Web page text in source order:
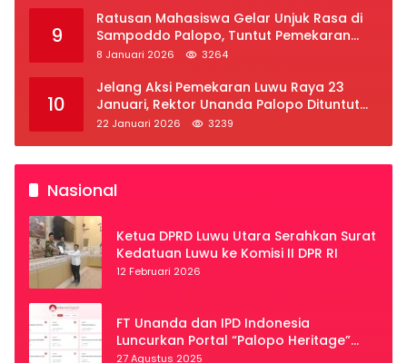
9
Ratusan Mahasiswa Gelar Unjuk Rasa di
Sampoddo Palopo, Tuntut Pemekaran
Provinsi Luwu Raya
8 Januari 2026 3264
10
Jelang Aksi Pemekaran Luwu Raya 23
Januari, Rektor Unanda Palopo Dituntut
Liburkan Mahasiswa
22 Januari 2026 3239
Nasional
Ketua DPRD Luwu Utara Serahkan Surat
Kedatuan Luwu ke Komisi II DPR RI
12 Februari 2026
FT Unanda dan IPD Indonesia
Luncurkan Portal “Palopo Heritage”
Secara Virtual
27 Agustus 2025